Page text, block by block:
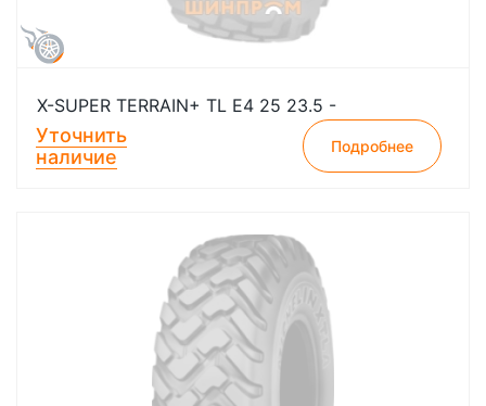
X-SUPER TERRAIN+ TL E4 25 23.5 -
Уточнить
наличие
Подробнее